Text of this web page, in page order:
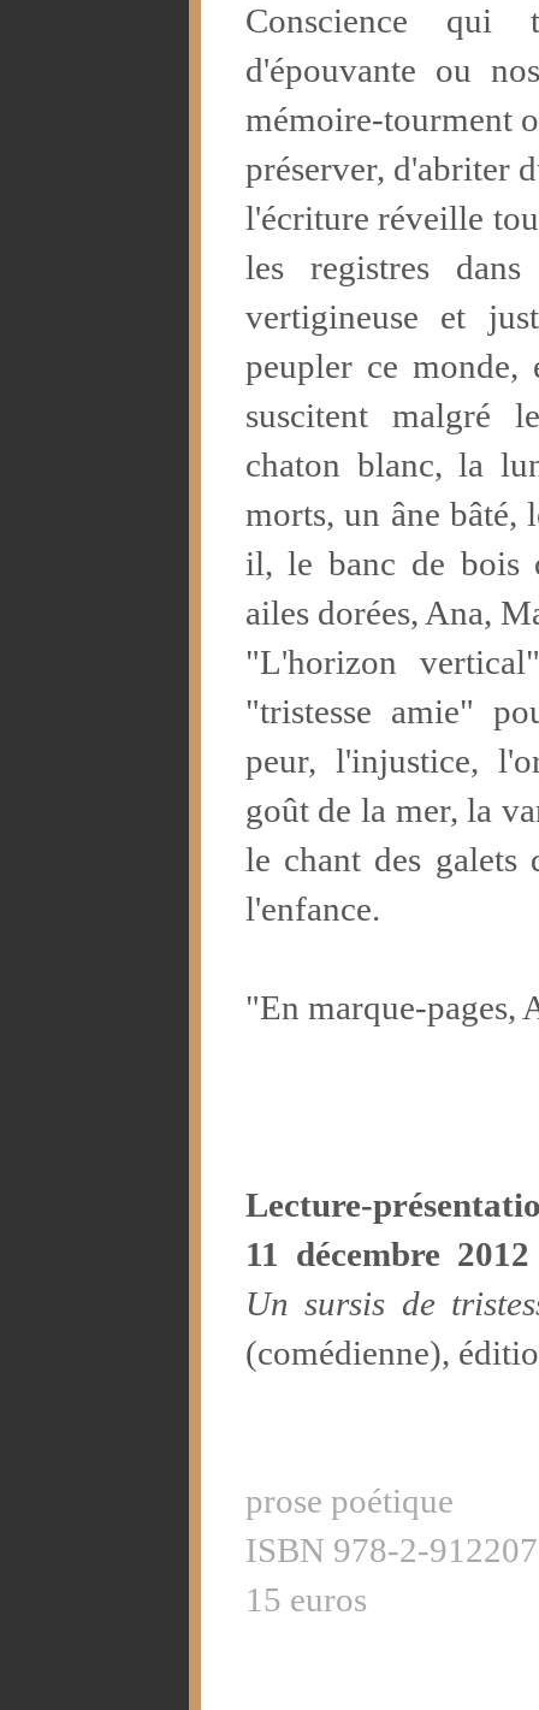
Conscience qui
d'épouvante ou
mémoire-tourment
préserver, d'abriter
l'écriture réveille
les registres
vertigineuse et
peupler ce monde,
suscitent malgré
chaton blanc, la
morts, un âne bâté,
il, le banc de bois
ailes dorées, Ana,
"L'horizon
"tristesse amie"
peur, l'injustice,
goût de la mer, la
le chant des
l'enfance.
"En marque-pages,
Lecture-
11 décembre 2012
Un sursis de
(comédienne),
prose poétique
ISBN 978-2-
15 euros